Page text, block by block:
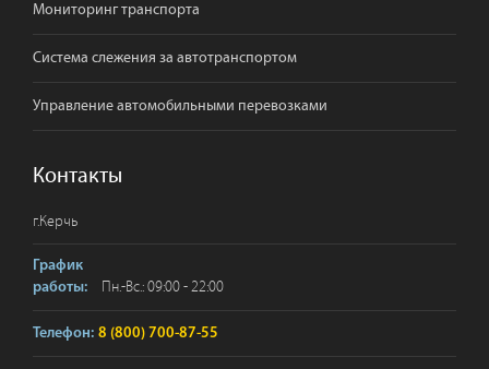
Мониторинг транспорта
Система слежения за автотранспортом
Управление автомобильными перевозками
Контакты
г.Керчь
График
работы:
Пн.-Вс.: 09:00 - 22:00
Телефон: 8 (800) 700-87-55